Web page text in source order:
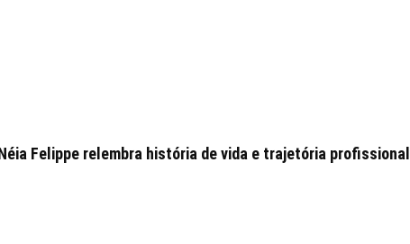
Felippe relembra história de vida e trajetória profissional